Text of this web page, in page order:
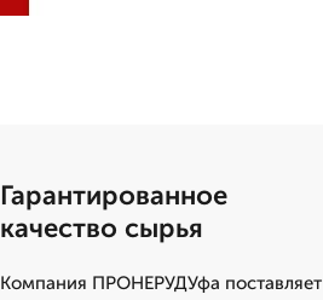
Гарантированное
качество сырья
Компания ПРОНЕРУДУфа поставляет